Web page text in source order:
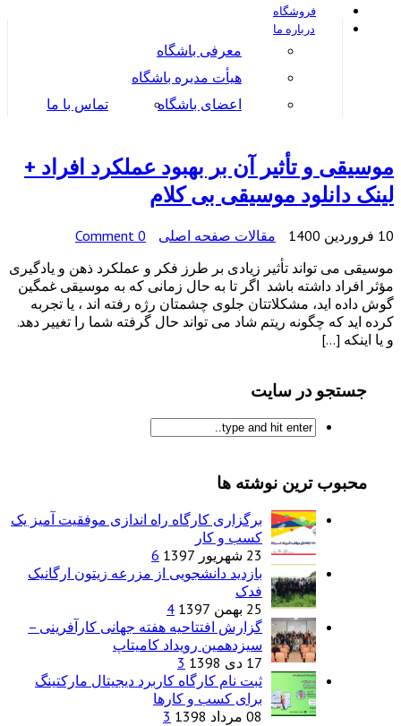
فروشگاه
درباره ما
معرفی باشگاه
هیأت مدیره باشگاه
اعضای باشگاه
تماس با ما
موسیقی و تأثیر آن بر بهبود عملکرد افراد +
لینک دانلود موسیقی بی کلام
10 فروردین 1400 مقالات صفحه اصلی
0 Comment
موسیقی می تواند تأثیر زیادی بر طرز فکر و عملکرد ذهن و یادگیری
مؤثر افراد داشته باشد اگر تا به حال زمانی که به موسیقی غمگین
گوش داده اید، مشکلاتتان جلوی چشمتان رژه رفته اند ، یا تجربه
کرده اید که چگونه ریتم شاد می تواند حال گرفته شما را تغییر دهد.
و یا اینکه […]
جستجو در سایت
محبوب ترین نوشته ها
برگزاری کارگاه راه اندازی موفقیت آمیز یک
کسب و کار
23 شهریور 1397
6
بازدید دانشجویی از مزرعه زیتون ارگانیک
فدک
25 بهمن 1397
4
گزارش افتتاحیه هفته جهانی کارآفرینی –
سیزدهمین رویداد کامیتاپ
17 دی 1398
3
ثبت نام کارگاه کاربرد دیجیتال مارکتینگ
برای کسب و کارها
08 مرداد 1398
3